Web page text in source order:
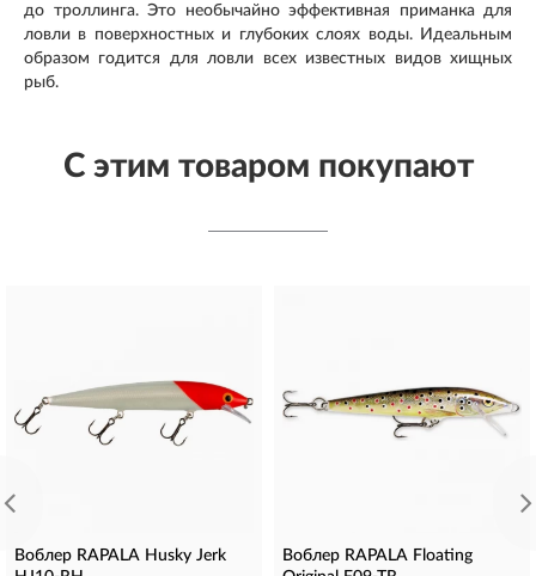
до троллинга. Это необычайно эффективная приманка для
ловли в поверхностных и глубоких слоях воды. Идеальным
образом годится для ловли всех известных видов хищных
рыб.
С этим товаром покупают
Воблер RAPALA Husky Jerk
Воблер RAPALA Floating